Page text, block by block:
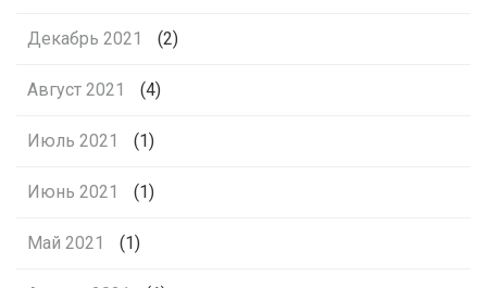
Декабрь 2021 (2)
Август 2021 (4)
Июль 2021 (1)
Июнь 2021 (1)
Май 2021 (1)